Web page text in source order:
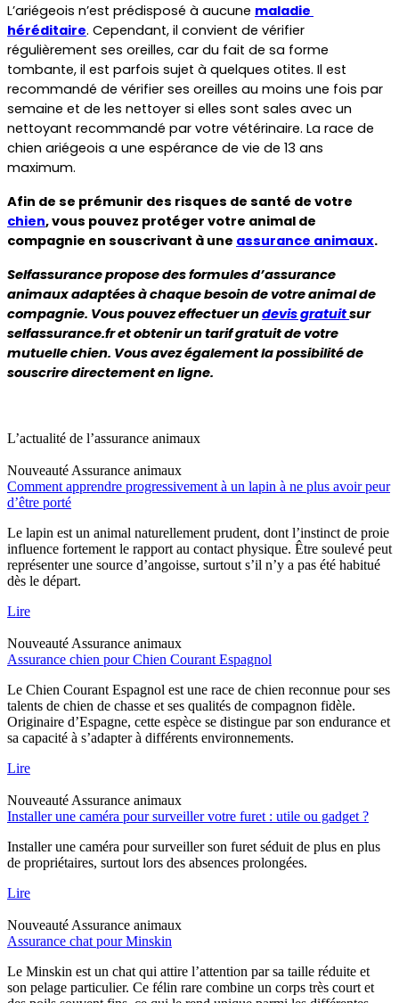
L’ariégeois n’est prédisposé à aucune maladie
héréditaire. Cependant, il convient de vérifier
régulièrement ses oreilles, car du fait de sa forme
tombante, il est parfois sujet à quelques otites. Il est
recommandé de vérifier ses oreilles au moins une fois par
semaine et de les nettoyer si elles sont sales avec un
nettoyant recommandé par votre vétérinaire. La race de
chien ariégeois a une espérance de vie de 13 ans
maximum.
chien, vous pouvez protéger votre animal de
compagnie en souscrivant à une assurance animaux.
Selfassurance propose des formules d’assurance
animaux adaptées à chaque besoin de votre animal de
compagnie. Vous pouvez effectuer un devis gratuit sur
selfassurance.fr et obtenir un tarif gratuit de votre
mutuelle chien. Vous avez également la possibilité de
souscrire directement en ligne.
L’actualité de l’assurance animaux
Nouveauté Assurance animaux
Comment apprendre progressivement à un lapin à ne plus avoir peur
d’être porté
Le lapin est un animal naturellement prudent, dont l’instinct de proie
influence fortement le rapport au contact physique. Être soulevé peut
représenter une source d’angoisse, surtout s’il n’y a pas été habitué
dès le départ.
Lire
Nouveauté Assurance animaux
Assurance chien pour Chien Courant Espagnol
Le Chien Courant Espagnol est une race de chien reconnue pour ses
talents de chien de chasse et ses qualités de compagnon fidèle.
Originaire d’Espagne, cette espèce se distingue par son endurance et
sa capacité à s’adapter à différents environnements.
Lire
Nouveauté Assurance animaux
Installer une caméra pour surveiller votre furet : utile ou gadget ?
Installer une caméra pour surveiller son furet séduit de plus en plus
de propriétaires, surtout lors des absences prolongées.
Lire
Nouveauté Assurance animaux
Assurance chat pour Minskin
Le Minskin est un chat qui attire l’attention par sa taille réduite et
son pelage particulier. Ce félin rare combine un corps très court et